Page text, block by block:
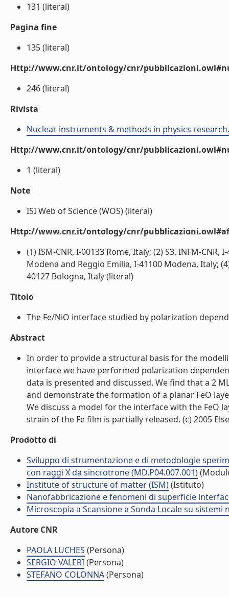
131 (literal)
Pagina fine
135 (literal)
Http://www.cnr.it/ontology/cnr/
246 (literal)
Rivista
Nuclear instruments & methods in physics
Http://www.cnr.it/ontology/cnr/
1 (literal)
Note
ISI Web of Science (WOS) (literal)
Http://www.cnr.it/ontology/cnr/
(1) ISM-CNR, I-00133 Rome, Italy; (2) S3, INFM-
Modena and Reggio Emilia, I-41100 Modena, Italy;
40127 Bologna, Italy (literal)
Titolo
The Fe/NiO interface studied by polarization
Abstract
In order to provide a structural basis for the
interface we have performed polarization
data is presented and discussed. We find that a 2
and demonstrate the formation of a planar FeO
We discuss a model for the interface with the FeO
strain of the Fe film is partially released. (c) 2005
Prodotto di
Sviluppo di strumentazione e di metodologie
con raggi X da sincrotrone (MD.P04.007.001)
Institute of structure of matter (ISM)(Istituto)
Nanofabbricazione e fenomeni di superficie
Microscopia a Scansione a Sonda Locale su
Autore CNR
PAOLA LUCHES (Persona)
SERGIO VALERI(Persona)
STEFANO COLONNA(Persona)